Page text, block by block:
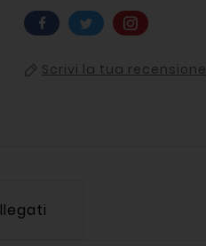
Scrivi la tua recensione